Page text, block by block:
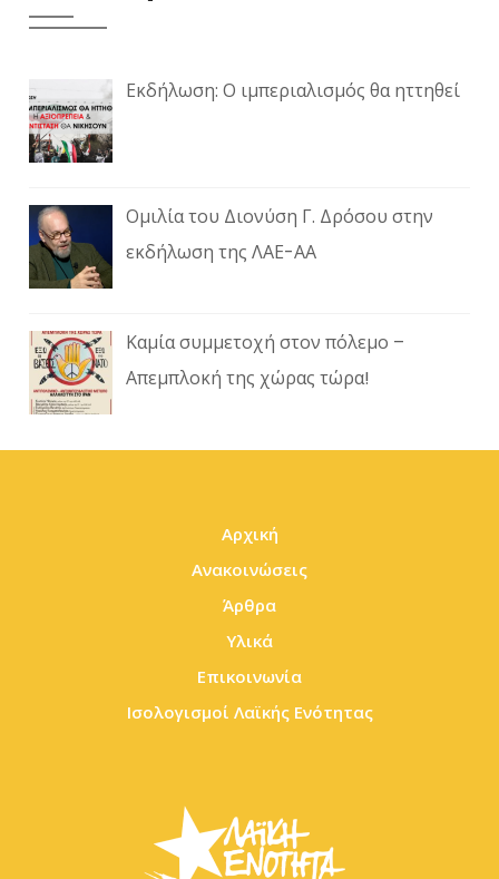
Εκδήλωση: Ο ιμπεριαλισμός θα ηττηθεί
Ομιλία του Διονύση Γ. Δρόσου στην
εκδήλωση της ΛΑΕ-ΑΑ
Καμία συμμετοχή στον πόλεμο –
Απεμπλοκή της χώρας τώρα!
Αρχική
Ανακοινώσεις
Άρθρα
Υλικά
Επικοινωνία
Ισολογισμοί Λαϊκής Ενότητας